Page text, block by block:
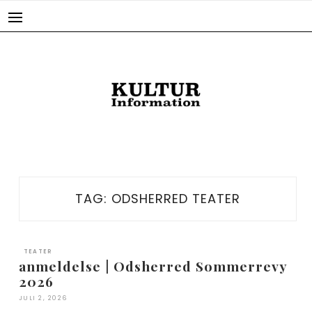
TAG: ODSHERRED TEATER
TEATER
anmeldelse | Odsherred Sommerrevy
2026
JULI 2, 2026